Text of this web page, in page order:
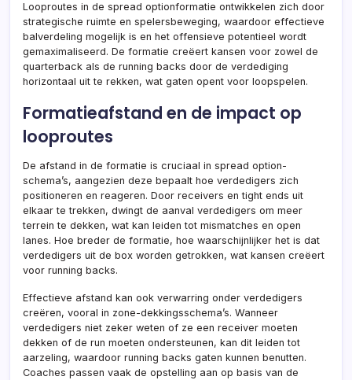
Looproutes in de spread optionformatie ontwikkelen zich door
strategische ruimte en spelersbeweging, waardoor effectieve
balverdeling mogelijk is en het offensieve potentieel wordt
gemaximaliseerd. De formatie creëert kansen voor zowel de
quarterback als de running backs door de verdediging
horizontaal uit te rekken, wat gaten opent voor loopspelen.
Formatieafstand en de impact op
looproutes
De afstand in de formatie is cruciaal in spread option-
schema’s, aangezien deze bepaalt hoe verdedigers zich
positioneren en reageren. Door receivers en tight ends uit
elkaar te trekken, dwingt de aanval verdedigers om meer
terrein te dekken, wat kan leiden tot mismatches en open
lanes. Hoe breder de formatie, hoe waarschijnlijker het is dat
verdedigers uit de box worden getrokken, wat kansen creëert
voor running backs.
Effectieve afstand kan ook verwarring onder verdedigers
creëren, vooral in zone-dekkingsschema’s. Wanneer
verdedigers niet zeker weten of ze een receiver moeten
dekken of de run moeten ondersteunen, kan dit leiden tot
aarzeling, waardoor running backs gaten kunnen benutten.
Coaches passen vaak de opstelling aan op basis van de